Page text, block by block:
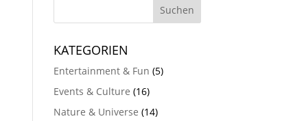
KATEGORIEN
Entertainment & Fun (5)
Events & Culture (16)
Nature & Universe (14)